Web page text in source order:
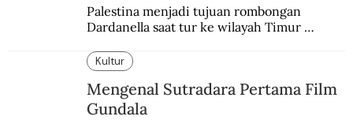
Palestina menjadi tujuan rombongan
Dardanella saat tur ke wilayah Timur
ketegangan antara orang Yahudi dan
penduduk Arab.
Kultur
Mengenal Sutradara Pertama Film
Gundala